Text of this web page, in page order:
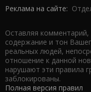
Реклама на сайте:
Оставляя
содержание и тон
реальных людей,
отношение к данной
нарушают эти правила
заблокированы.
Полная версия правил